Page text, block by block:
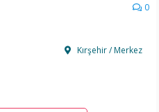
0
Kırşehir / Merkez